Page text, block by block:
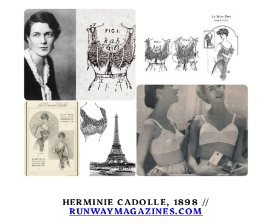
HERMINIE CADOLLE, 1898 //
RUNWAYMAGAZINES.COM